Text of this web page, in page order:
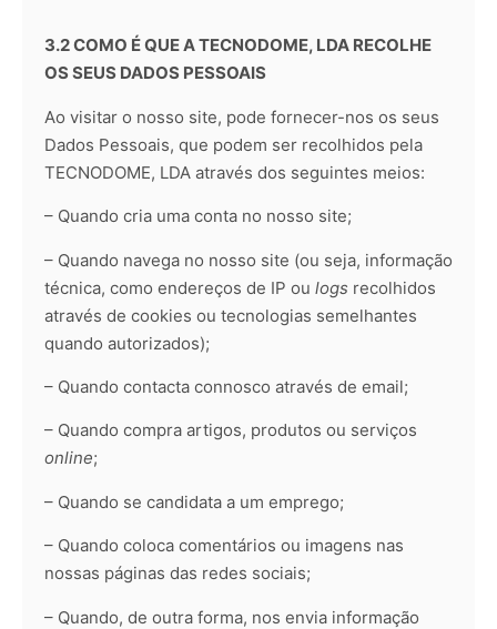
3.2 COMO É QUE A TECNODOME, LDA RECOLHE
OS SEUS DADOS PESSOAIS
Ao visitar o nosso site, pode fornecer-nos os seus
Dados Pessoais, que podem ser recolhidos pela
TECNODOME, LDA através dos seguintes meios:
– Quando cria uma conta no nosso site;
– Quando navega no nosso site (ou seja, informação
técnica, como endereços de IP ou logs recolhidos
através de cookies ou tecnologias semelhantes
quando autorizados);
– Quando contacta connosco através de email;
– Quando compra artigos, produtos ou serviços
online;
– Quando se candidata a um emprego;
– Quando coloca comentários ou imagens nas
nossas páginas das redes sociais;
– Quando, de outra forma, nos envia informação